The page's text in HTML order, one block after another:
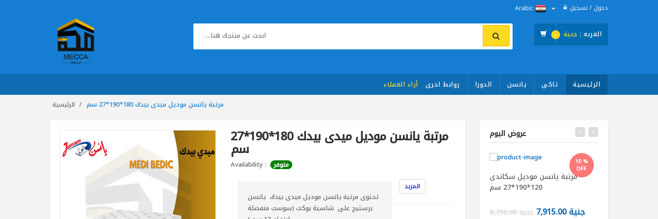
دخول / تسجيل Arabic
العربه : جنية
أراء العملاء روابط اخرى الدورا يانسن تاكى الرئيسية
الرئيسية مرتبة يانسن موديل ميدى بيدك 180*190*27 سم
مرتبة يانسن موديل ميدى بيدك 180*190*27
سم
Availability : متوفر
تحتوى مرتبة يانسن موديل ميدى بيدك يانسن
برستيج على شاسية بوكت (سوست منفصلة
المزيد
عروض اليوم
10 %
OFF
مرتبة يانسن موديل سكاندى
120*190*27 سم
جنية 7,915.00 جنية 8,790.00